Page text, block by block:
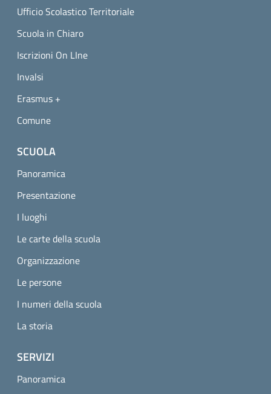
Ufficio Scolastico Territoriale
Scuola in Chiaro
Iscrizioni On LIne
Invalsi
Erasmus +
Comune
SCUOLA
Panoramica
Presentazione
I luoghi
Le carte della scuola
Organizzazione
Le persone
I numeri della scuola
La storia
SERVIZI
Panoramica